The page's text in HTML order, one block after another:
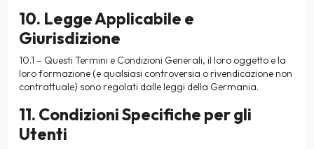
10. Legge Applicabile e
Giurisdizione
10.1 – Questi Termini e Condizioni Generali, il loro oggetto e la
loro formazione (e qualsiasi controversia o rivendicazione non
contrattuale) sono regolati dalle leggi della Germania.
11. Condizioni Specifiche per gli
Utenti